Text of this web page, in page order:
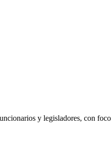
y legisladores, con